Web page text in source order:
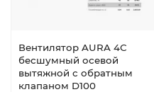
Вентилятор AURA 4С
бесшумный осевой
вытяжной с обратным
клапаном D100